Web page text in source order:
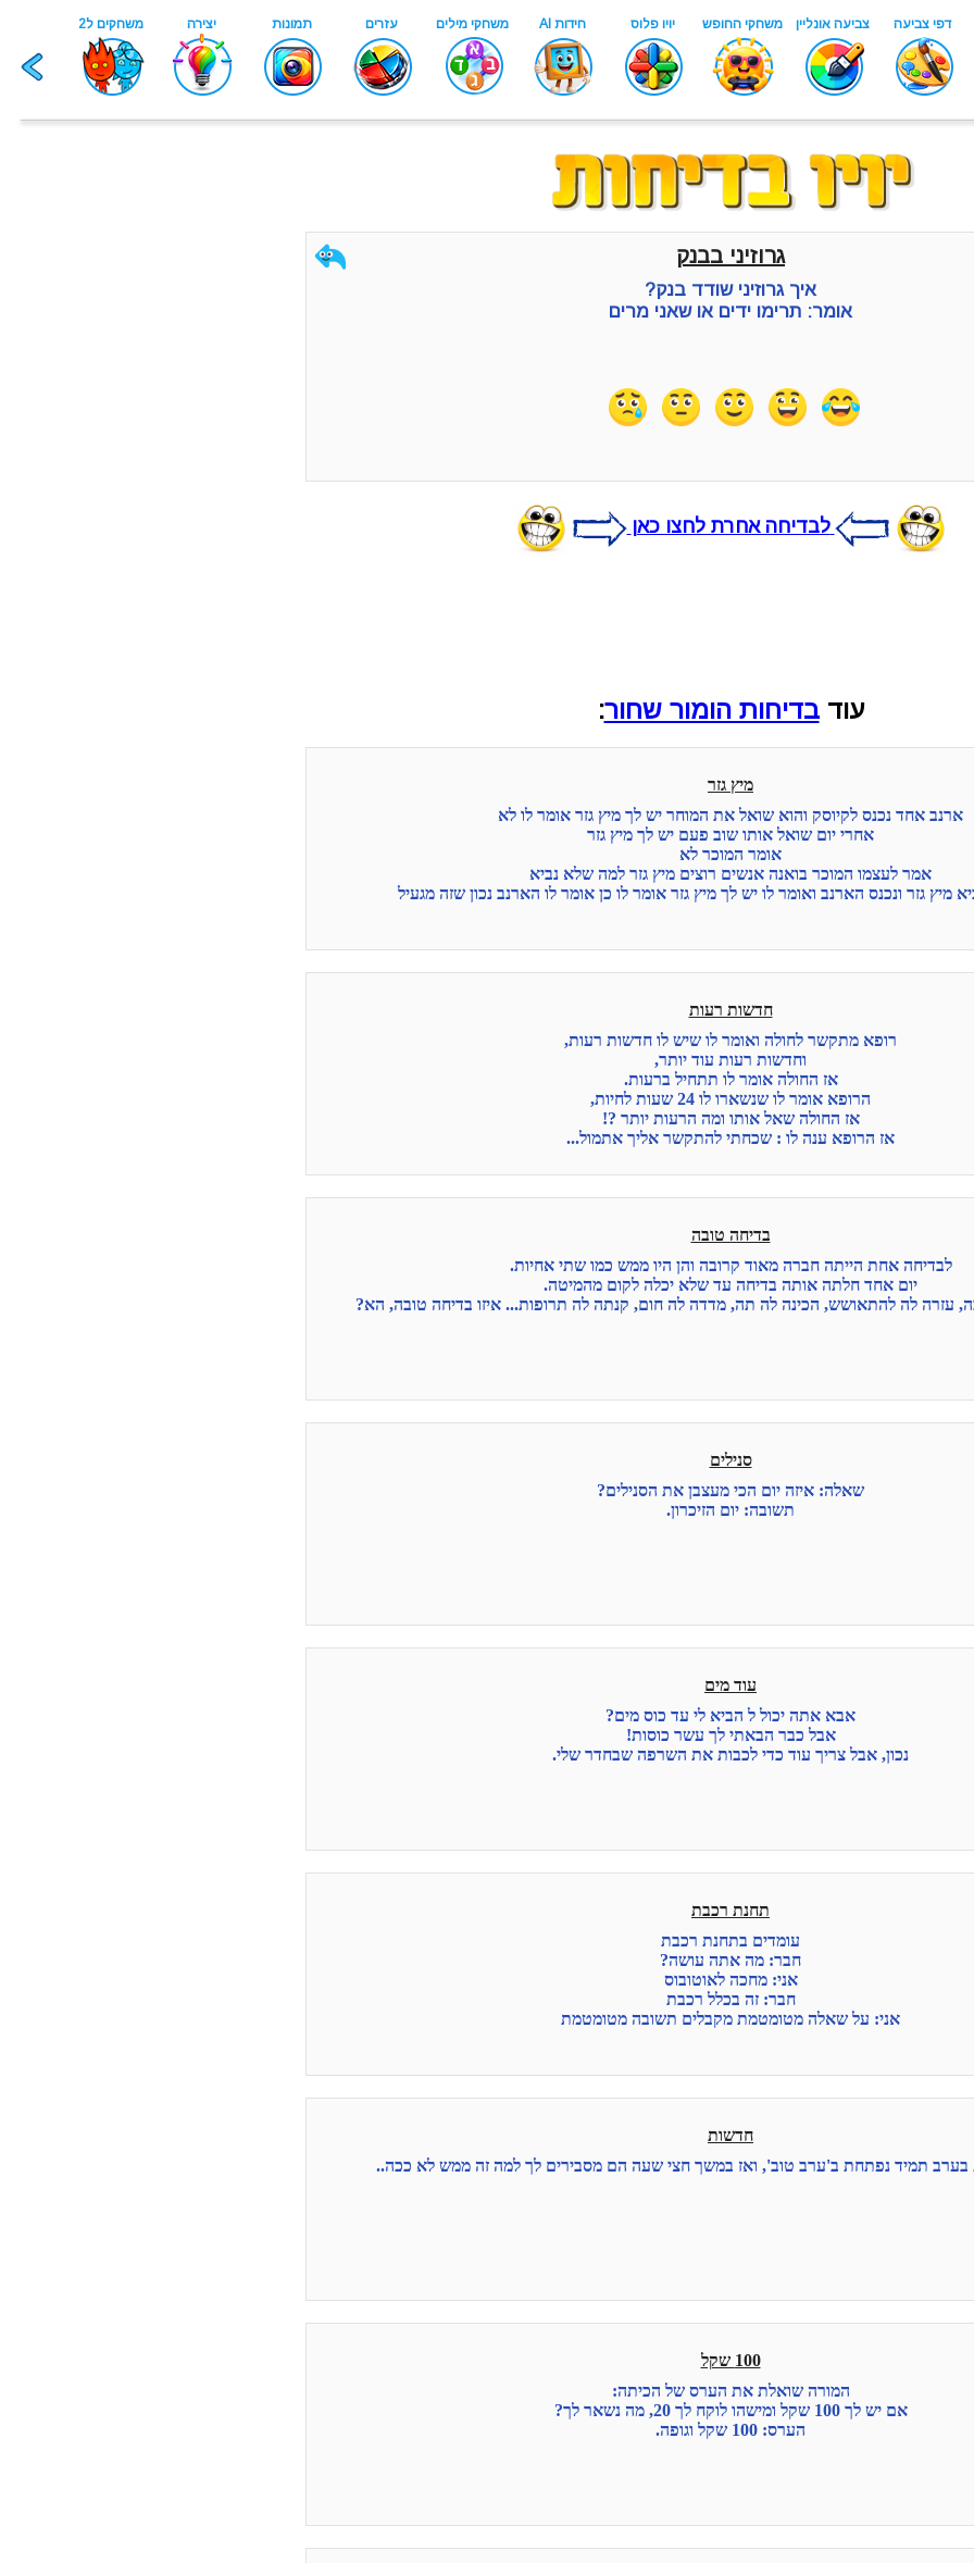
גרוזיני בבנק
איך גרוזיני שודד בנק?
אומר: תרימו ידים או שאני מרים
לבדיחה אחרת לחצו כאן
עודבדיחות הומור שחור:
מיץ גזר
ארנב אחד נכנס לקיוסק והוא שואל את המוחר יש לך מיץ גזר אומר לו לא
אחרי יום שואל אותו שוב פעם יש לך מיץ גזר
אומר המוכר לא
אמר לעצמו המוכר בואנה אנשים רוצים מיץ גזר למה שלא נביא
מיץ גזר ונכנס הארנב ואומר לו יש לך מיץ גזר אומר לו כן אומר לו הארנב נכון שזה מגעיל
חדשות רעות
רופא מתקשר לחולה ואומר לו שיש לו חדשות רעות,
וחדשות רעות עוד יותר,
אז החולה אומר לו תתחיל ברעות.
הרופא אומר לו שנשארו לו 24 שעות לחיות,
אז החולה שאל אותו ומה הרעות יותר ?!
אז הרופא ענה לו : שכחתי להתקשר אליך אתמול...
בדיחה טובה
לבדיחה אחת הייתה חברה מאוד קרובה והן היו ממש כמו שתי אחיות.
יום אחד חלתה אותה בדיחה עד שלא יכלה לקום מהמיטה.
עזרה לה להתאושש, הכינה לה תה, מדדה לה חום, קנתה לה תרופות... איזו בדיחה טובה, הא?
סנילים
שאלה: איזה יום הכי מעצבן את הסנילים?
תשובה: יום הזיכרון.
עוד מים
אבא אתה יכול ל הביא לי עד כוס מים?
אבל כבר הבאתי לך עשר כוסות!
נכון, אבל צריך עוד כדי לכבות את השרפה שבחדר שלי.
תחנת רכבת
עומדים בתחנת רכבת
חבר: מה אתה עושה?
אני: מחכה לאוטובוס
חבר: זה בכלל רכבת
אני: על שאלה מטומטמת מקבלים תשובה מטומטמת
חדשות
תמיד נפתחת ב'ערב טוב', ואז במשך חצי שעה הם מסבירים לך למה זה ממש לא ככה..
100 שקל
המורה שואלת את הערס של הכיתה:
אם יש לך 100 שקל ומישהו לוקח לך 20, מה נשאר לך?
הערס: 100 שקל וגופה.